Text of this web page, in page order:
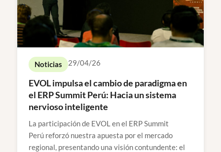
Noticias 29/04/26
EVOL impulsa el cambio de paradigma en
el ERP Summit Perú: Hacia un sistema
nervioso inteligente
La participación de EVOL en el ERP Summit
Perú reforzó nuestra apuesta por el mercado
regional, presentando una visión contundente: el